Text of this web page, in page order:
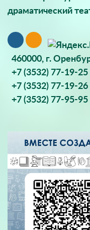
драматический
460000, г.
+7 (3532) 77-19-25
+7 (3532) 77-19-26
+7 (3532) 77-95-95